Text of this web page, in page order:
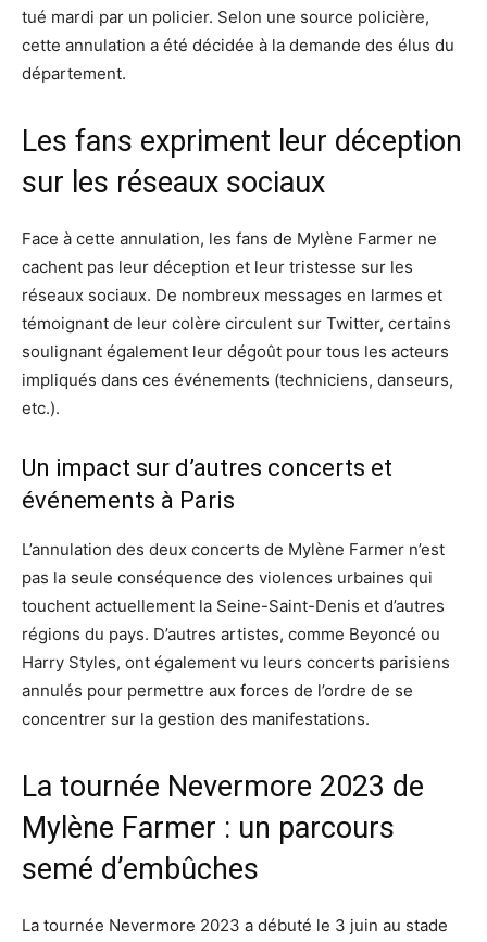
tué mardi par un policier. Selon une source policière,
cette annulation a été décidée à la demande des élus du
département.
Les fans expriment leur déception
sur les réseaux sociaux
Face à cette annulation, les fans de Mylène Farmer ne
cachent pas leur déception et leur tristesse sur les
réseaux sociaux. De nombreux messages en larmes et
témoignant de leur colère circulent sur Twitter, certains
soulignant également leur dégoût pour tous les acteurs
impliqués dans ces événements (techniciens, danseurs,
etc.).
Un impact sur d’autres concerts et
événements à Paris
L’annulation des deux concerts de Mylène Farmer n’est
pas la seule conséquence des violences urbaines qui
touchent actuellement la Seine-Saint-Denis et d’autres
régions du pays. D’autres artistes, comme Beyoncé ou
Harry Styles, ont également vu leurs concerts parisiens
annulés pour permettre aux forces de l’ordre de se
concentrer sur la gestion des manifestations.
La tournée Nevermore 2023 de
Mylène Farmer : un parcours
semé d’embûches
La tournée Nevermore 2023 a débuté le 3 juin au stade